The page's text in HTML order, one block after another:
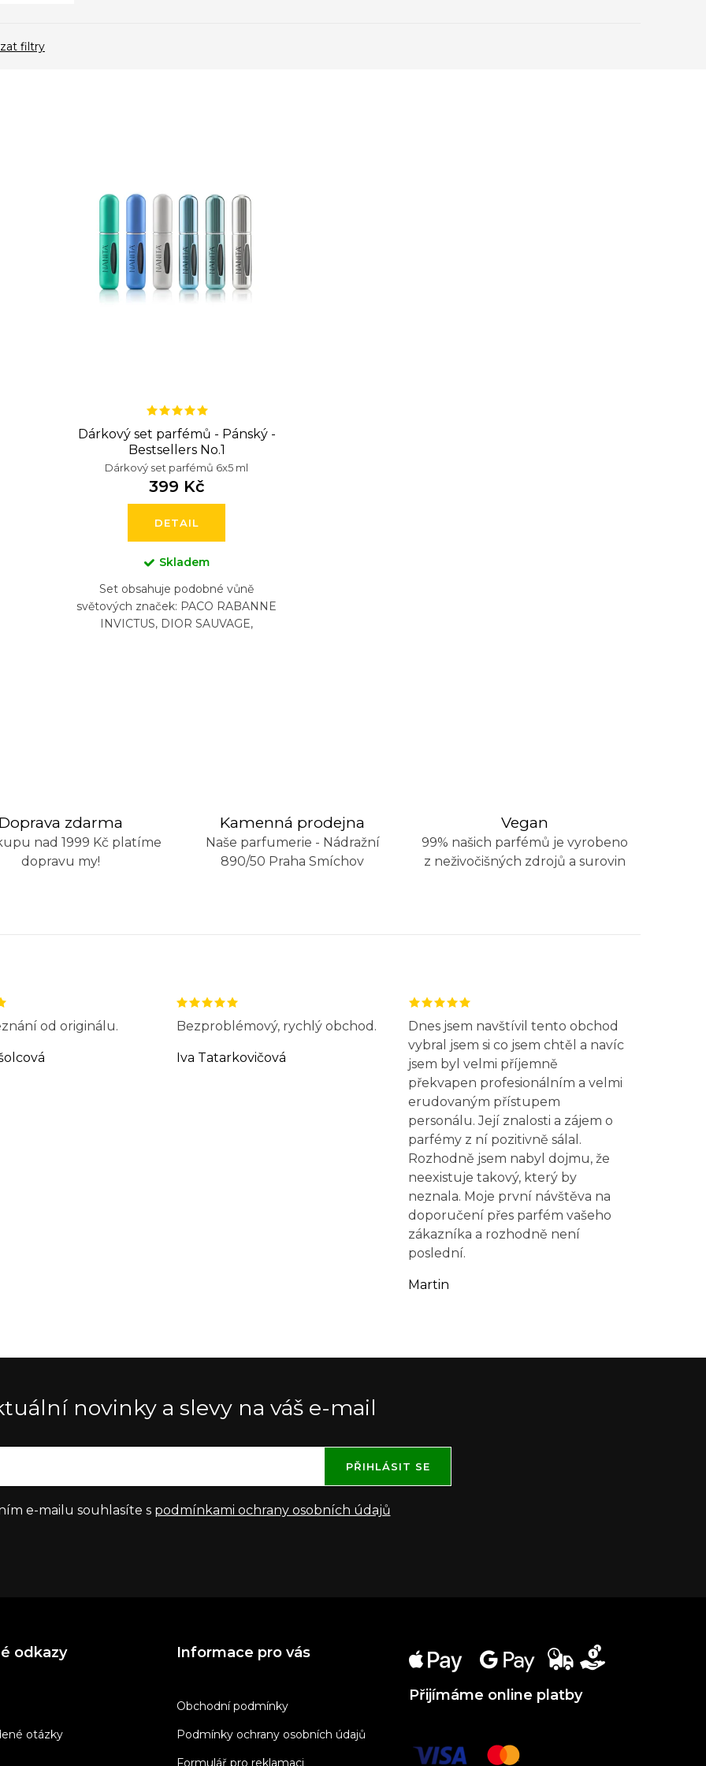
filtry
Dárkový set parfémů - Pánský -
Bestsellers No.1
Dárkový set parfémů 6x5 ml
399 Kč
DETAIL
Skladem
Set obsahuje podobné vůně
světových značek: PACO RABANNE
INVICTUS, DIOR SAUVAGE,
Doprava zdarma
nad 1999 Kč platíme
dopravu my!
Kamenná prodejna
Naše parfumerie - Nádražní
890/50 Praha Smíchov
Vegan
99% našich parfémů je vyrobeno
z neživočišných zdrojů a surovin
od originálu. Bezproblémový, rychlý obchod.
Iva Tatarkovičová
Dnes jsem navštívil tento obchod
vybral jsem si co jsem chtěl a navíc
jsem byl velmi příjemně
překvapen profesionálním a velmi
erudovaným přístupem
personálu. Její znalosti a zájem o
parfémy z ní pozitivně sálal.
Rozhodně jsem nabyl dojmu, že
neexistuje takový, který by
neznala. Moje první návštěva na
doporučení přes parfém vašeho
zákazníka a rozhodně není
poslední.
Martin
novinky a slevy na váš e-mail
e-mailu souhlasíte s podmínkami ochrany osobních údajů
PŘIHLÁSIT SE
odkazy
otázky
Informace pro vás
Obchodní podmínky
Podmínky ochrany osobních údajů
Přijímáme online platby